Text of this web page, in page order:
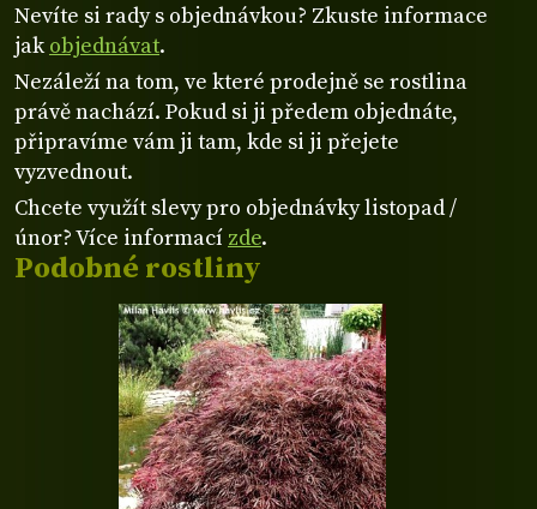
Podobné rostliny
Nevíte si rady s objednávkou? Zkuste informace
jakobjednávat.
Nezáleží na tom, ve které prodejně se rostlina
právě nachází. Pokud si ji předem objednáte,
připravíme vám ji tam, kde si ji přejete
vyzvednout.
Chcete využít slevy pro objednávky listopad /
únor? Více informací zde.